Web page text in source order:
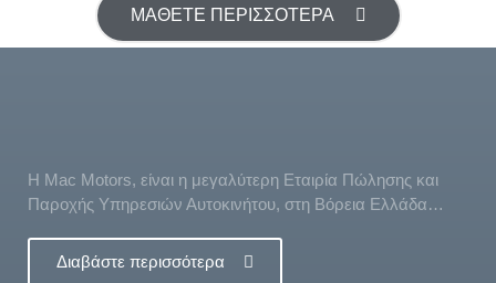
ΜΑΘΕΤΕ ΠΕΡΙΣΣΟΤΕΡΑ
Η Mac Motors, είναι η μεγαλύτερη Εταιρία Πώλησης και
Παροχής Υπηρεσιών Αυτοκινήτου, στη Βόρεια Ελλάδα…
Διαβάστε περισσότερα